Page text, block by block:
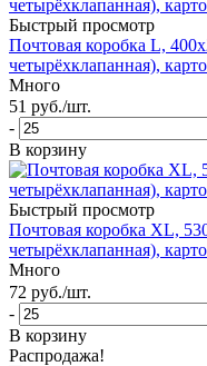
Быстрый просмотр
Почтовая коробка L,
четырёхклапанная),
Много
51 руб./шт.
-
В корзину
Быстрый просмотр
Почтовая коробка XL,
четырёхклапанная),
Много
72 руб./шт.
-
В корзину
Распродажа!